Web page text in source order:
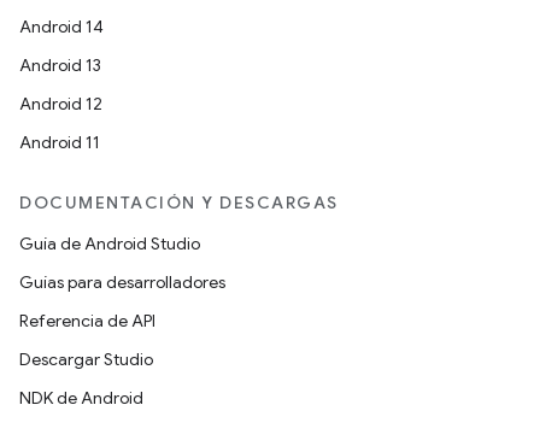
Android 14
Android 13
Android 12
Android 11
DOCUMENTACIÓN Y DESCARGAS
Guía de Android Studio
Guías para desarrolladores
Referencia de API
Descargar Studio
NDK de Android